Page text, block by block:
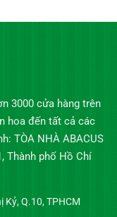
3000 cửa hàng trên
hoa đến tất cả các
TÒA NHÀ ABACUS
Thành phố Hồ Chí
Kỷ, Q.10, TPHCM